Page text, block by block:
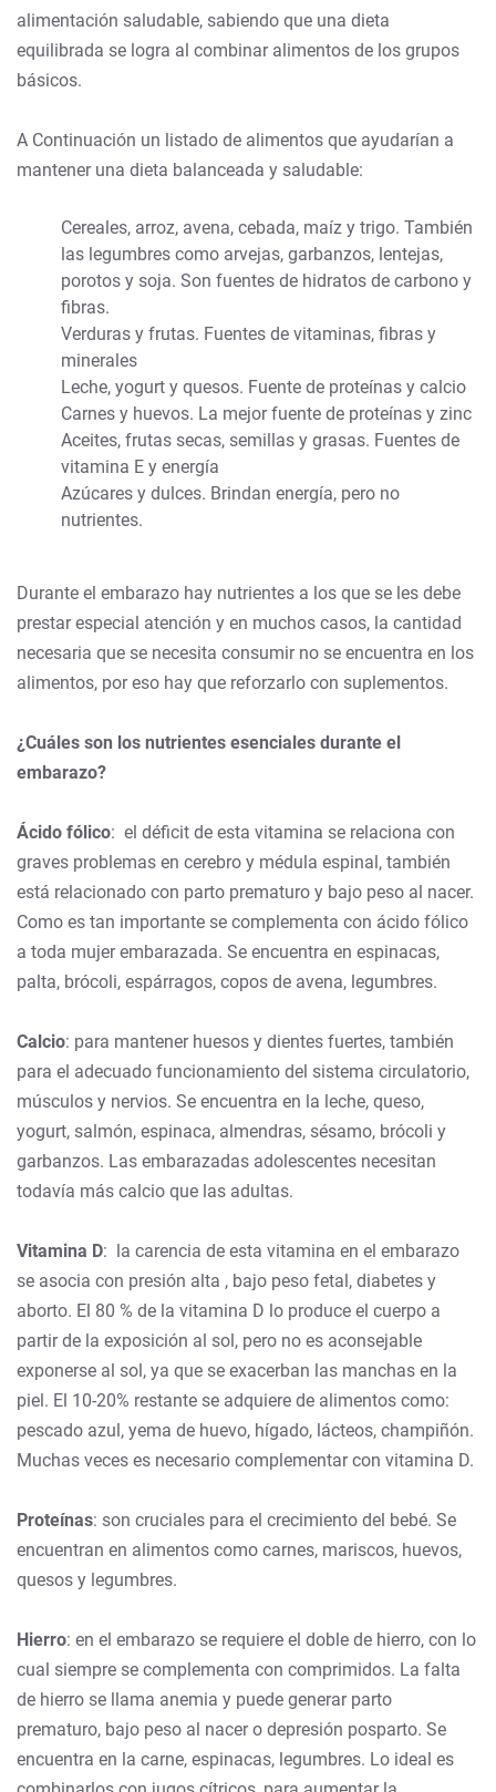
alimentación saludable, sabiendo que una dieta
equilibrada se logra al combinar alimentos de los grupos
básicos.
A Continuación un listado de alimentos que ayudarían a
mantener una dieta balanceada y saludable:
Cereales, arroz, avena, cebada, maíz y trigo. También
las legumbres como arvejas, garbanzos, lentejas,
porotos y soja. Son fuentes de hidratos de carbono y
fibras.
Verduras y frutas. Fuentes de vitaminas, fibras y
minerales
Leche, yogurt y quesos. Fuente de proteínas y calcio
Carnes y huevos. La mejor fuente de proteínas y zinc
Aceites, frutas secas, semillas y grasas. Fuentes de
vitamina E y energía
Azúcares y dulces. Brindan energía, pero no
nutrientes.
Durante el embarazo hay nutrientes a los que se les debe
prestar especial atención y en muchos casos, la cantidad
necesaria que se necesita consumir no se encuentra en los
alimentos, por eso hay que reforzarlo con suplementos.
¿Cuáles son los nutrientes esenciales durante el
embarazo?
Ácido fólico: el déficit de esta vitamina se relaciona con
graves problemas en cerebro y médula espinal, también
está relacionado con parto prematuro y bajo peso al nacer.
Como es tan importante se complementa con ácido fólico
a toda mujer embarazada. Se encuentra en espinacas,
palta, brócoli, espárragos, copos de avena, legumbres.
Calcio: para mantener huesos y dientes fuertes, también
para el adecuado funcionamiento del sistema circulatorio,
músculos y nervios. Se encuentra en la leche, queso,
yogurt, salmón, espinaca, almendras, sésamo, brócoli y
garbanzos. Las embarazadas adolescentes necesitan
todavía más calcio que las adultas.
Vitamina D: la carencia de esta vitamina en el embarazo
se asocia con presión alta , bajo peso fetal, diabetes y
aborto. El 80 % de la vitamina D lo produce el cuerpo a
partir de la exposición al sol, pero no es aconsejable
exponerse al sol, ya que se exacerban las manchas en la
piel. El 10-20% restante se adquiere de alimentos como:
pescado azul, yema de huevo, hígado, lácteos, champiñón.
Muchas veces es necesario complementar con vitamina D.
Proteínas: son cruciales para el crecimiento del bebé. Se
encuentran en alimentos como carnes, mariscos, huevos,
quesos y legumbres.
Hierro: en el embarazo se requiere el doble de hierro, con lo
cual siempre se complementa con comprimidos. La falta
de hierro se llama anemia y puede generar parto
prematuro, bajo peso al nacer o depresión posparto. Se
encuentra en la carne, espinacas, legumbres. Lo ideal es